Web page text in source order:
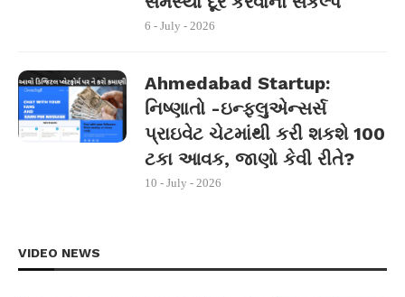
6 - July - 2026
Ahmedabad Startup:
નિષ્ણાતો -ઇન્ફ્લુએન્સર્સ
પ્રાઇવેટ ચેટમાંથી કરી શકશે 100
ટકા આવક, જાણો કેવી રીતે?
10 - July - 2026
VIDEO NEWS